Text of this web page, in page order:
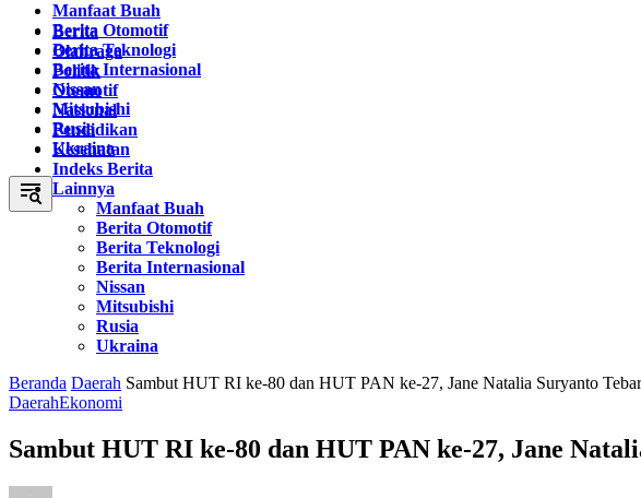
Manfaat Buah
Berita Otomotif
Berita Teknologi
Berita Internasional
Nissan
Mitsubishi
Rusia
Ukraina
Berita
Olahraga
Politik
Otomotif
Nasional
Pendidikan
Kesehatan
Indeks Berita
Lainnya
Manfaat Buah
Berita Otomotif
Berita Teknologi
Berita Internasional
Nissan
Mitsubishi
Rusia
Ukraina
Beranda Daerah Sambut HUT RI ke-80 dan HUT PAN ke-27, Jane Natalia Suryanto
DaerahEkonomi
Sambut HUT RI ke-80 dan HUT PAN ke-27, Jane